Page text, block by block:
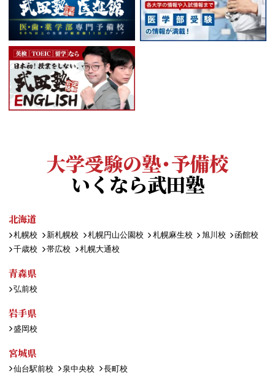
大学受験の塾・予備校
いくなら武田塾
北海道
札幌校 新札幌校 札幌円山公園校 札幌麻生校 旭川校
函館校
千歳校
帯広校 札幌大通校
青森県
弘前校
岩手県
盛岡校
宮城県
仙台駅前校 泉中央校 長町校